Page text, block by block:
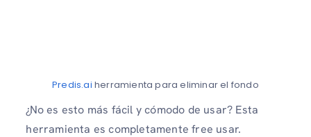
Predis.aiherramienta para eliminar el fondo
¿No es esto más fácil y cómodo de usar? Esta
herramienta es completamente free usar.